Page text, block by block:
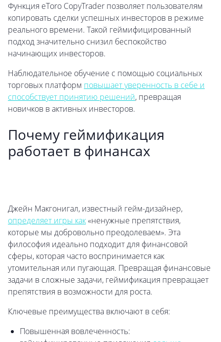
Функция eToro CopyTrader позволяет пользователям
копировать сделки успешных инвесторов в режиме
реального времени. Такой геймифицированный
подход значительно снизил беспокойство
начинающих инвесторов.
Наблюдательное обучение с помощью социальных
торговых платформ повышает уверенность в себе и
способствует принятию решений, превращая
новичков в активных инвесторов.
Почему геймификация
работает в финансах
Джейн Макгонигал, известный гейм-дизайнер,
определяет игры как«ненужные препятствия,
которые мы добровольно преодолеваем». Эта
философия идеально подходит для финансовой
сферы, которая часто воспринимается как
утомительная или пугающая. Превращая финансовые
задачи в сложные задачи, геймификация превращает
препятствия в возможности для роста.
Ключевые преимущества включают в себя:
Повышенная вовлеченность: